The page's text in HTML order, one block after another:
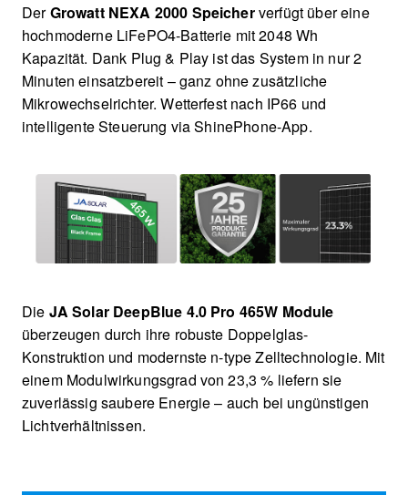
DerGrowatt NEXA 2000 Speicherverfügt über eine
hochmoderne LiFePO4-Batterie mit 2048 Wh
Kapazität. Dank Plug & Play ist das System in nur 2
Minuten einsatzbereit – ganz ohne zusätzliche
Mikrowechselrichter. Wetterfest nach IP66 und
intelligente Steuerung via ShinePhone-App.
Die JA Solar DeepBlue 4.0 Pro 465W Module
überzeugen durch ihre robuste Doppelglas-
Konstruktion und modernste n-type Zelltechnologie. Mit
einem Modulwirkungsgrad von 23,3 % liefern sie
zuverlässig saubere Energie – auch bei ungünstigen
Lichtverhältnissen.